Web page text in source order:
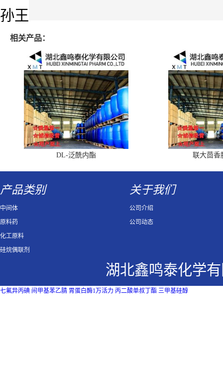
孙王
相关产品：
DL-泛酰内酯 联大茴香
产品类别
中间体
原料药
化工原料
硅烷偶联剂
关于我们
公司介绍
公司动态
湖北鑫鸣泰化学
七氟异丙碘 间甲基苯乙腈 胃蛋白酶1万活力 丙二酸单叔丁酯 三甲基硅醇